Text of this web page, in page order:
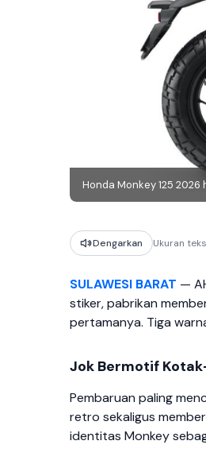
Honda Monkey 125
Dengarkan Ukuran teks
SULAWESI BARAT —
stiker, pabrikan
pertamanya. Tiga
Jok Bermotif
Pembaruan paling
retro sekaligus
identitas Monkey